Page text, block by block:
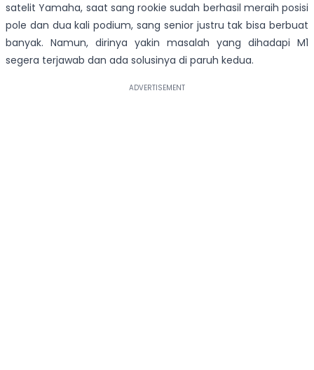
satelit Yamaha, saat sang rookie sudah berhasil meraih posisi
pole dan dua kali podium, sang senior justru tak bisa berbuat
banyak. Namun, dirinya yakin masalah yang dihadapi M1
segera terjawab dan ada solusinya di paruh kedua.